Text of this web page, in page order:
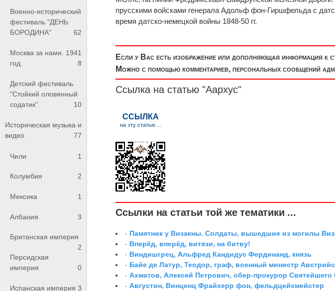
Военно-исторический
фестиваль "ДЕНЬ
БОРОДИНА"
62
Москва за нами. 1941
год.
8
Детский фестиваль
"Стойкий оловянный
содатик"
10
Историческая музыка и
видео
77
Чили 1
Колумбия 2
Мексика 1
Албания 3
Британская империя
2
Персидская
империя
0
Испанская империя 3
прусскими войсками генерала Адольф фон-Гиршфельда с
время датско-немецкой войны 1848-50 гг.
Если у Вас есть изображение или дополняющая информация к
Можно с помощью комментариев, персональных сообщений
Ссылка на статью "Аархус"
Ссылки на статьи той же тематики ...
- Памятник у Визакны. Солдаты, вышедшие из могилы
- Вперёд, вперёд, витязи, на битву!
- Виндишгрец, Альфред Кандидус Фердинанд, князь
- Байе де Латур, Теодор, граф, военный министр
-Ахматов, Алексей Петрович, обер-прокурор Святейшего
-Августин, Винценц Фрайхерр фон, фельдцейхмейстер